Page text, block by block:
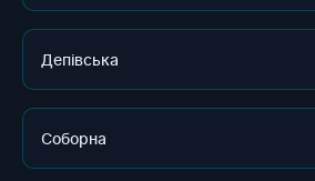
Депівська
Соборна